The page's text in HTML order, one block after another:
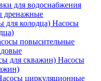
для водоснабжения
дренажные
Насосы
повысительные
Насосы
циркуляционные